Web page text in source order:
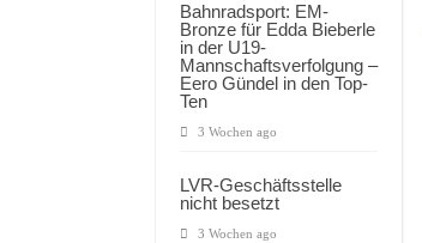
Bahnradsport: EM-
Bronze für Edda Bieberle
in der U19-
Mannschaftsverfolgung –
Eero Gündel in den Top-
Ten
3 Wochen ago
LVR-Geschäftsstelle
nicht besetzt
3 Wochen ago